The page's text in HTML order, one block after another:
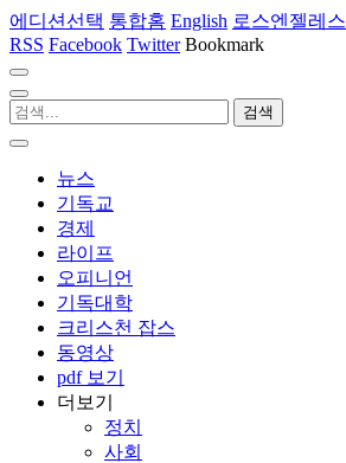
에디션선택 통합홈 English 로스엔젤레스
RSS Facebook Twitter Bookmark
뉴스
기독교
경제
라이프
오피니언
기독대학
크리스천 잡스
동영상
pdf 보기
더보기
정치
사회